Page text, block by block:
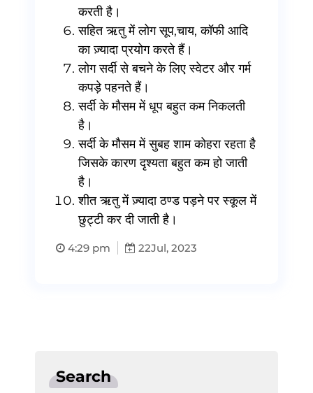
करती है।
सहित ऋतु में लोग सूप,चाय, कॉफी आदि
का ज़्यादा प्रयोग करते हैं।
लोग सर्दी से बचने के लिए स्वेटर और गर्म
कपड़े पहनते हैं।
सर्दी के मौसम में धूप बहुत कम निकलती
है।
सर्दी के मौसम में सुबह शाम कोहरा रहता है
जिसके कारण दृश्यता बहुत कम हो जाती
है।
शीत ऋतु में ज़्यादा ठण्ड पड़ने पर स्कूल में
छुट्टी कर दी जाती है।
4:29 pm 22Jul, 2023
Search